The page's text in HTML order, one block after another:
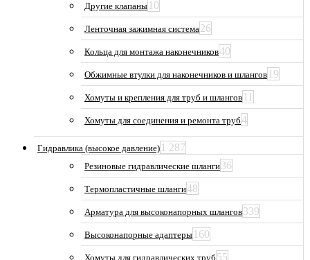
Другие клапаны 10
Ленточная зажимная система26
Кольца для монтажа наконечников40
Обжимные втулки для наконечников и шлангов 19
Хомуты и крепления для труб и шлангов 11
Хомуты для соединения и ремонта труб4
Гидравлика (высокое давление) 1 287
Резиновые гидравлические шланги36
Термопластичные шланги48
Арматура для высоконапорных шлангов339
Высоконапорные адаптеры 160
Хомуты для гидравлических труб 55